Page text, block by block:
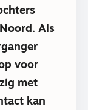
Als
voor
met
kan